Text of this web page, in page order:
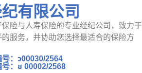
有限公司
险与人寿保险的专业经纪公司，致力于
服务，并协助您选择最适合的保险方
：ว00030/2564
：ช 00002/2568